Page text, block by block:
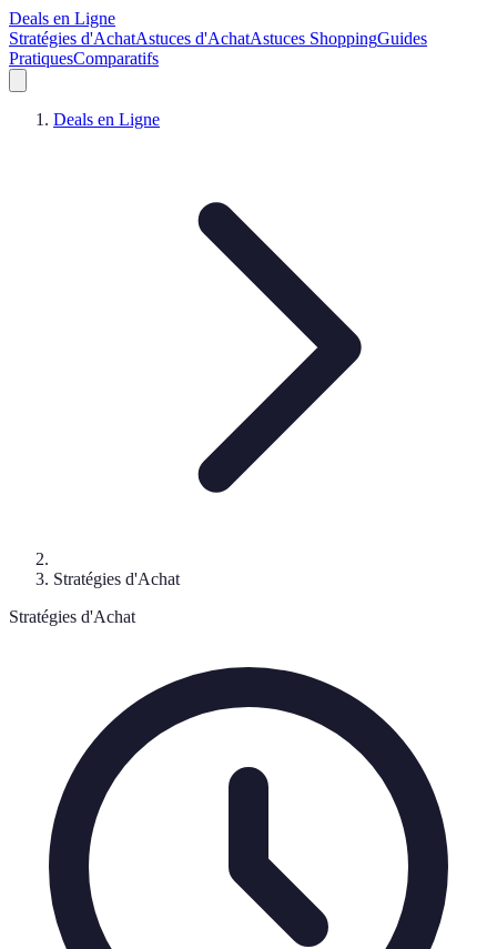
Deals en Ligne
Stratégies d'AchatAstuces d'AchatAstuces ShoppingGuides
PratiquesComparatifs
Deals en Ligne
Stratégies d'Achat
Stratégies d'Achat